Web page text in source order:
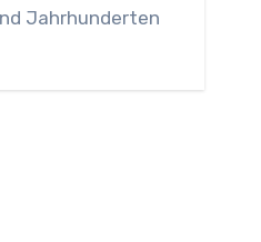
Jahrhunderten